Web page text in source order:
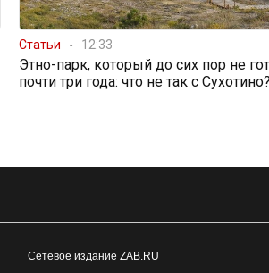
Статьи 12:33
Этно-парк, который до сих пор не
почти три года: что не так с Сухотино?
Сетевое издание ZAB.RU